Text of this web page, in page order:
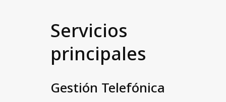
Servicios
principales
Gestión Telefónica